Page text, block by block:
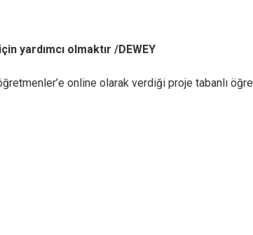
yardımcı olmaktır /DEWEY
online olarak verdiği proje tabanlı